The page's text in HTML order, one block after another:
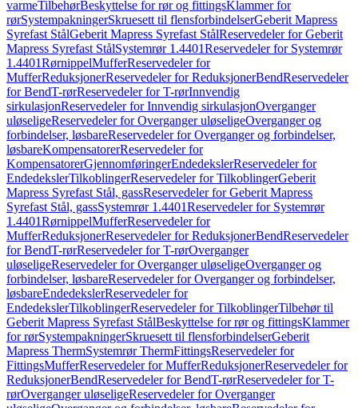
varmeTilbehørBeskyttelse for rør og fittingsKlammer for
rørSystempakningerSkruesett til flensforbindelserGeberit Mapress
Syrefast StålGeberit Mapress Syrefast StålReservedeler for Geberit
Mapress Syrefast StålSystemrør 1.4401Reservedeler for Systemrør
1.4401RørnippelMufferReservedeler for
MufferReduksjonerReservedeler for ReduksjonerBendReservedeler
for BendT-rørReservedeler for T-rørInnvendig
sirkulasjonReservedeler for Innvendig sirkulasjonOverganger
uløseligeReservedeler for Overganger uløseligeOverganger og
forbindelser, løsbareReservedeler for Overganger og forbindelser,
løsbareKompensatorerReservedeler for
KompensatorerGjennomføringerEndedekslerReservedeler for
EndedekslerTilkoblingerReservedeler for TilkoblingerGeberit
Mapress Syrefast Stål, gassReservedeler for Geberit Mapress
Syrefast Stål, gassSystemrør 1.4401Reservedeler for Systemrør
1.4401RørnippelMufferReservedeler for
MufferReduksjonerReservedeler for ReduksjonerBendReservedeler
for BendT-rørReservedeler for T-rørOverganger
uløseligeReservedeler for Overganger uløseligeOverganger og
forbindelser, løsbareReservedeler for Overganger og forbindelser,
løsbareEndedekslerReservedeler for
EndedekslerTilkoblingerReservedeler for TilkoblingerTilbehør til
Geberit Mapress Syrefast StålBeskyttelse for rør og fittingsKlammer
for rørSystempakningerSkruesett til flensforbindelserGeberit
Mapress ThermSystemrør ThermFittingsReservedeler for
FittingsMufferReservedeler for MufferReduksjonerReservedeler for
ReduksjonerBendReservedeler for BendT-rørReservedeler for T-
rørOverganger uløseligeReservedeler for Overganger